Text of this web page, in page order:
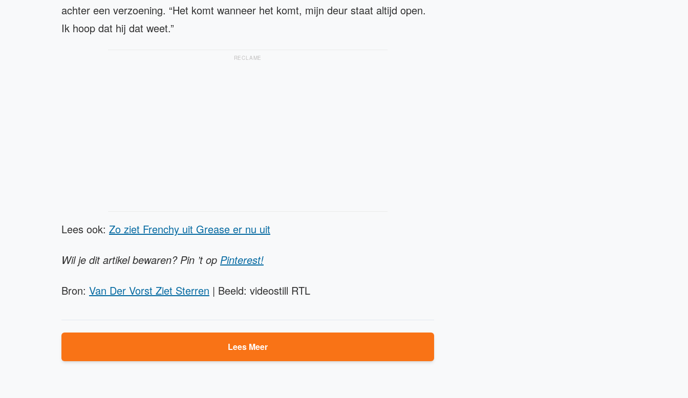
achter een verzoening. “Het komt wanneer het komt, mijn deur staat altijd open.
Ik hoop dat hij dat weet.”
RECLAME
Lees ook: Zo ziet Frenchy uit Grease er nu uit
Wil je dit artikel bewaren? Pin ’t op Pinterest!
Bron: Van Der Vorst Ziet Sterren | Beeld: videostill RTL
Lees Meer